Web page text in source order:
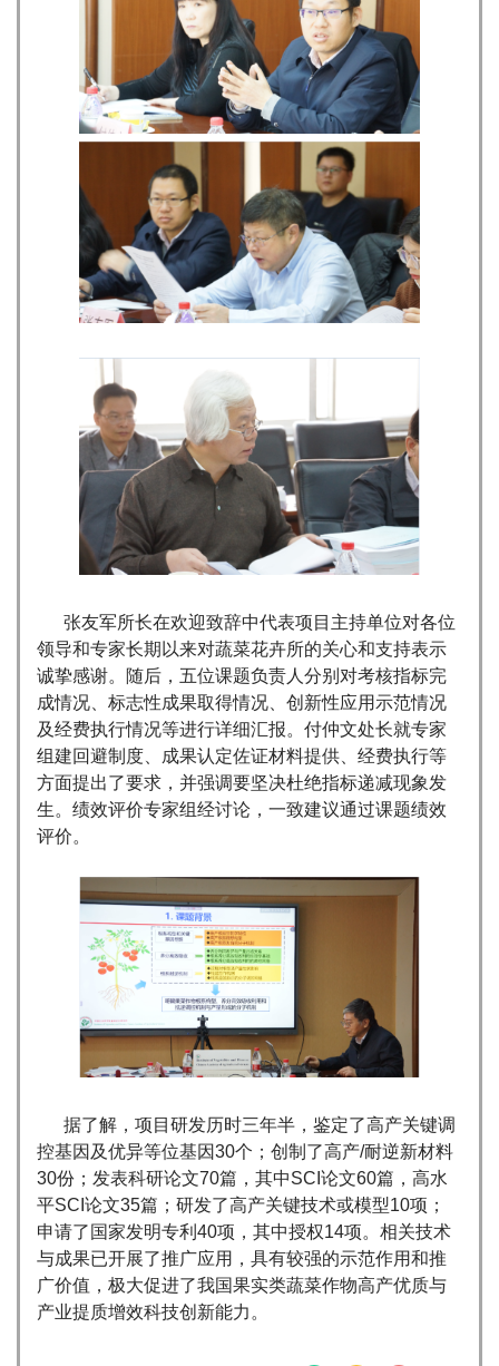
张友军所长在欢迎致辞中代表项目主持单位对各位
领导和专家长期以来对蔬菜花卉所的关心和支持表示
诚挚感谢。随后，五位课题负责人分别对考核指标完
成情况、标志性成果取得情况、创新性应用示范情况
及经费执行情况等进行详细汇报。付仲文处长就专家
组建回避制度、成果认定佐证材料提供、经费执行等
方面提出了要求，并强调要坚决杜绝指标递减现象发
生。绩效评价专家组经讨论，一致建议通过课题绩效
评价。
据了解，项目研发历时三年半，鉴定了高产关键调
控基因及优异等位基因30个；创制了高产/耐逆新材料
30份；发表科研论文70篇，其中SCI论文60篇，高水
平SCI论文35篇；研发了高产关键技术或模型10项；
申请了国家发明专利40项，其中授权14项。相关技术
与成果已开展了推广应用，具有较强的示范作用和推
广价值，极大促进了我国果实类蔬菜作物高产优质与
产业提质增效科技创新能力。